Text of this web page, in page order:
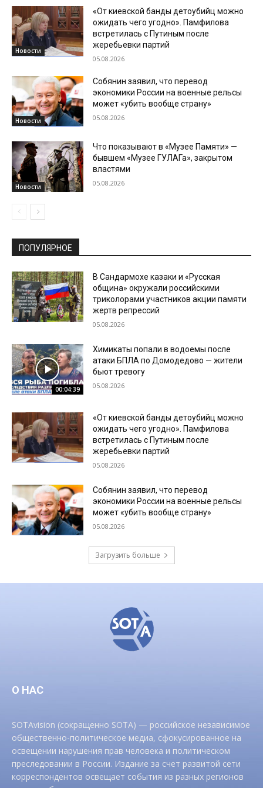
Новости
«От киевской банды детоубийц можно
ожидать чего угодно». Памфилова
встретилась с Путиным после
жеребьевки партий
05.08.2026
Новости
Собянин заявил, что перевод
экономики России на военные рельсы
может «убить вообще страну»
05.08.2026
Новости
Что показывают в «Музее Памяти» —
бывшем «Музее ГУЛАГа», закрытом
властями
05.08.2026
ПОПУЛЯРНОЕ
В Сандармохе казаки и «Русская
община» окружали российскими
триколорами участников акции памяти
жертв репрессий
05.08.2026
00:04:39
Химикаты попали в водоемы после
атаки БПЛА по Домодедово — жители
бьют тревогу
05.08.2026
«От киевской банды детоубийц можно
ожидать чего угодно». Памфилова
встретилась с Путиным после
жеребьевки партий
05.08.2026
Собянин заявил, что перевод
экономики России на военные рельсы
может «убить вообще страну»
05.08.2026
Загрузить больше
О НАС
SOTAvision (сокращенно SOTA) — российское независимое
общественно-политическое медиа, сфокусированное на
освещении нарушения прав человека и политическом
преследовании в России. Издание за счет развитой сети
корреспондентов освещает события из разных регионов